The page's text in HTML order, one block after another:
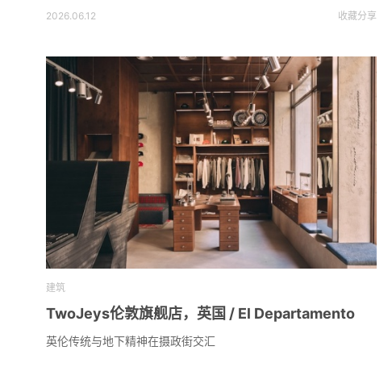
2026.06.12 收藏分享
建筑
TwoJeys伦敦旗舰店，英国 / El Departamento
英伦传统与地下精神在摄政街交汇